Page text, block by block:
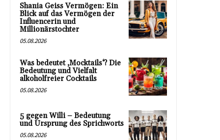
Shania Geiss Vermögen: Ein
Blick auf das Vermögen der
Influencerin und
Millionärstochter
05.08.2026
Was bedeutet ‚Mocktails‘? Die
Bedeutung und Vielfalt
alkoholfreier Cocktails
05.08.2026
5 gegen Willi – Bedeutung
und Ursprung des Sprichworts
05.08.2026